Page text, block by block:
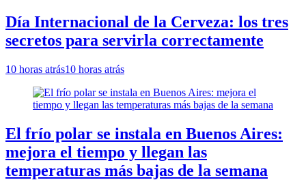
Día Internacional de la Cerveza: los tres
secretos para servirla correctamente
10 horas atrás10 horas atrás
El frío polar se instala en Buenos Aires:
mejora el tiempo y llegan las
temperaturas más bajas de la semana